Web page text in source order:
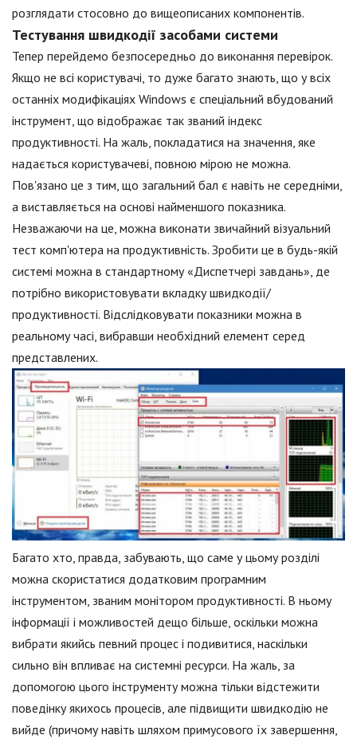
розглядати стосовно до вищеописаних компонентів.
Тестування швидкодії засобами системи
Тепер перейдемо безпосередньо до виконання перевірок.
Якщо не всі користувачі, то дуже багато знають, що у всіх
останніх модифікаціях Windows є спеціальний вбудований
інструмент, що відображає так званий індекс
продуктивності. На жаль, покладатися на значення, яке
надається користувачеві, повною мірою не можна.
Пов'язано це з тим, що загальний бал є навіть не середніми,
а виставляється на основі найменшого показника.
Незважаючи на це, можна виконати звичайний візуальний
тест комп'ютера на продуктивність. Зробити це в будь-якій
системі можна в стандартному «Диспетчері завдань», де
потрібно використовувати вкладку швидкодії/
продуктивності. Відслідковувати показники можна в
реальному часі, вибравши необхідний елемент серед
представлених.
Багато хто, правда, забувають, що саме у цьому розділі
можна скористатися додатковим програмним
інструментом, званим монітором продуктивності. В ньому
інформації і можливостей дещо більше, оскільки можна
вибрати якийсь певний процес і подивитися, наскільки
сильно він впливає на системні ресурси. На жаль, за
допомогою цього інструменту можна тільки відстежити
поведінку якихось процесів, але підвищити швидкодію не
вийде (причому навіть шляхом примусового їх завершення,